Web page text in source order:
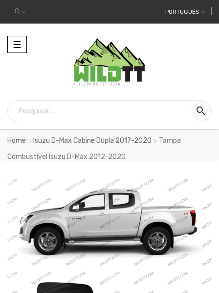
PORTUGUÊS
Alternar
a
☰

Home Isuzu D-Max Cabine Dupla 2017-2020
Tampa
Combustível Isuzu D-Max 2012-2020